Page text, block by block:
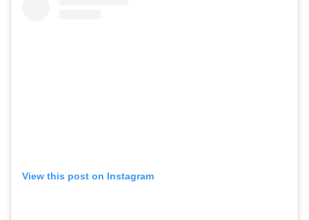
View this post on Instagram